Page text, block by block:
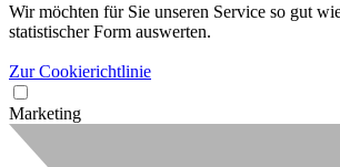
Wir möchten für Sie unseren Service so gut
statistischer Form auswerten.
Zur Cookierichtlinie
Marketing